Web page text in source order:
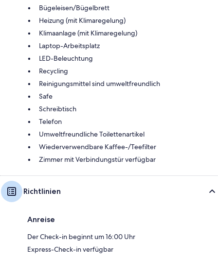
Bügeleisen/Bügelbrett
Heizung (mit Klimaregelung)
Klimaanlage (mit Klimaregelung)
Laptop-Arbeitsplatz
LED-Beleuchtung
Recycling
Reinigungsmittel sind umweltfreundlich
Safe
Schreibtisch
Telefon
Umweltfreundliche Toilettenartikel
Wiederverwendbare Kaffee-/Teefilter
Zimmer mit Verbindungstür verfügbar
Richtlinien
Anreise
Der Check-in beginnt um 16:00 Uhr
Express-Check-in verfügbar